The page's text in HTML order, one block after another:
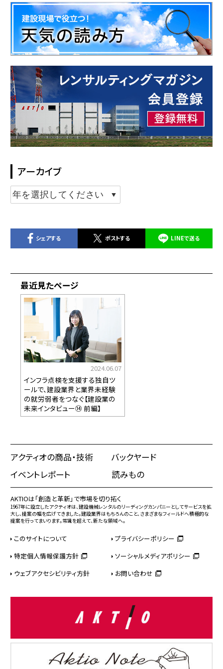
アーカイブ
シェアする ポストする LINEで送る
最近見たページ
2024.06.07
インフラ点検を支援する独自ツ
ールで、建設業界と業界未経験
の就労弱者をつなぐ【建設業の
未来インタビュー⑭ 前編】
アクティオの商品・技術
バックヤード
イベントレポート
読みもの
AKTIOは「創造と革新」で市場を切り拓く
1967年に設立したアクティオは、建設機械レンタルのリーディングカンパニーとしてサービスを拡
大し、提案の幅を広げてきました。建設業界はもちろんのこと、さまざまなフィールドへ積極的な
提案を行ってまいります。常識を超えて、新たな領域へ。
このサイトについて
プライバシーポリシー
特定個人情報保護方針
ソーシャルメディアポリシー
ウェブアクセシビリティ方針
お問い合わせ